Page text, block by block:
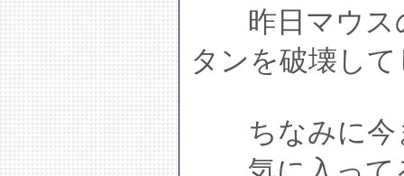
昨日マウス
タンを破壊し
ちなみに今